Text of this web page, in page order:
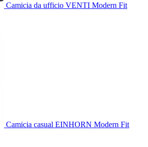
Camicia da ufficio VENTI Modern Fit
Camicia casual EINHORN Modern Fit